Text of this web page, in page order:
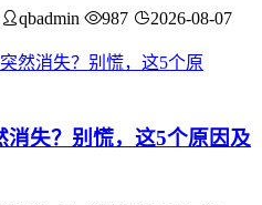
qbadmin 987 2026-08-07
失？别慌，这5个原因及